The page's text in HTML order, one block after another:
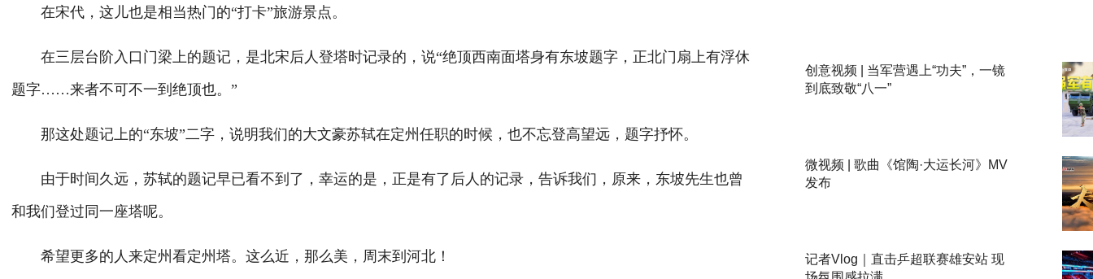
在宋代，这儿也是相当热门的“打卡”旅游景点。
在三层台阶入口门梁上的题记，是北宋后人登塔时记录的，说“绝顶西南面塔身有东坡题字，正北门扇上有浮休
题字……来者不可不一到绝顶也。”
那这处题记上的“东坡”二字，说明我们的大文豪苏轼在定州任职的时候，也不忘登高望远，题字抒怀。
由于时间久远，苏轼的题记早已看不到了，幸运的是，正是有了后人的记录，告诉我们，原来，东坡先生也曾
和我们登过同一座塔呢。
希望更多的人来定州看定州塔。这么近，那么美，周末到河北！
创意视频 | 当军营遇上“功夫”，一镜
到底致敬“八一”
微视频 | 歌曲《馆陶·大运长河》MV
发布
记者Vlog｜直击乒超联赛雄安站 现